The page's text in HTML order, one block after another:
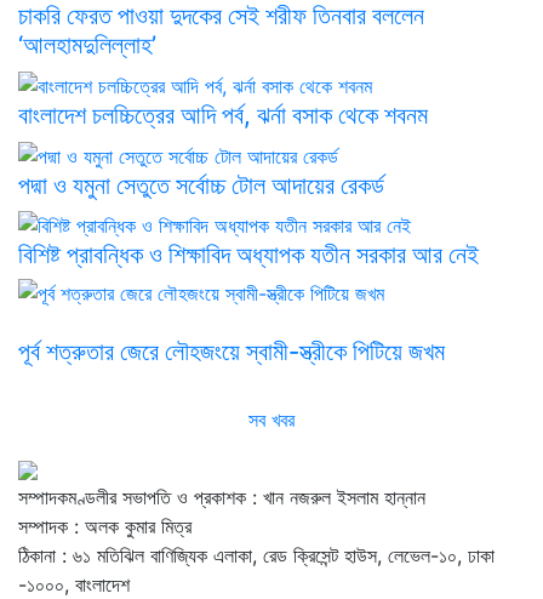
চাকরি ফেরত পাওয়া দুদকের সেই শরীফ তিনবার বললেন
‘আলহামদুলিল্লাহ’
বাংলাদেশ চলচ্চিত্রের আদি পর্ব, ঝর্না বসাক থেকে শবনম
পদ্মা ও যমুনা সেতুতে সর্বোচ্চ টোল আদায়ের রেকর্ড
বিশিষ্ট প্রাবন্ধিক ও শিক্ষাবিদ অধ্যাপক যতীন সরকার আর নেই
পূর্ব শত্রুতার জেরে লৌহজংয়ে স্বামী-স্ত্রীকে পিটিয়ে জখম
সব খবর
সম্পাদকমণ্ডলীর সভাপতি ও প্রকাশক : খান নজরুল ইসলাম হান্নান
সম্পাদক : অলক কুমার মিত্র
ঠিকানা : ৬১ মতিঝিল বাণিজ্যিক এলাকা, রেড ক্রিসেন্ট হাউস, লেভেল-১০, ঢাকা
-১০০০, বাংলাদেশ